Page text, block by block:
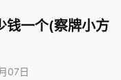
钱一个(察牌小方
07日